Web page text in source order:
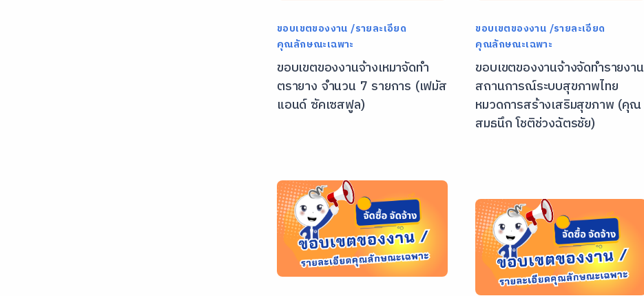
ขอบเขตของงาน /รายละเอียด
คุณลักษณะเฉพาะ
ขอบเขตของงานจ้างเหมาจัดทำ
ตรายาง จำนวน 7 รายการ (เฟมัส
แอนด์ ซัคเซสฟูล)
ขอบเขตของงาน /รายละเอียด
คุณลักษณะเฉพาะ
ขอบเขตของงานจ้างจัดทำรายงาน
สถานการณ์ระบบสุขภาพไทย
หมวดการสร้างเสริมสุขภาพ (คุณ
สมธนึก โชติช่วงฉัตรชัย)